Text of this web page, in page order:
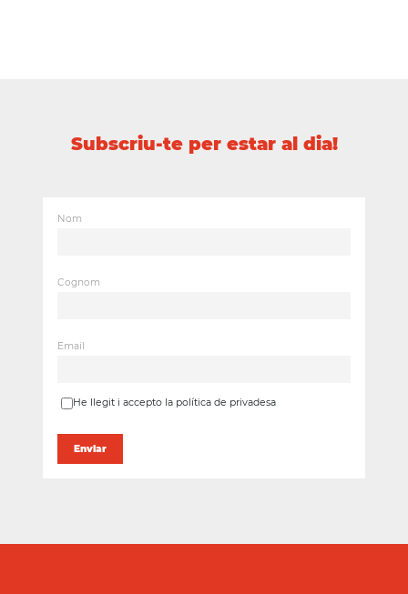
Subscriu-te per estar al dia!
Nom
Cognom
Email
He llegit i accepto la política de privadesa